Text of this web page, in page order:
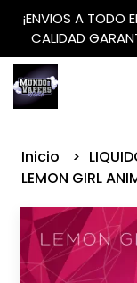
¡ENVIOS A TODO
CALIDAD
Inicio
LEMON GIRL